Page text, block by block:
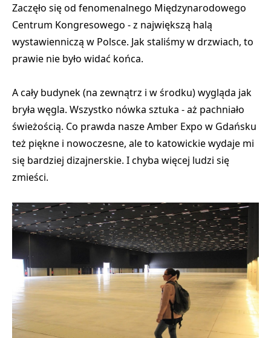
Zaczęło się od fenomenalnego Międzynarodowego
Centrum Kongresowego - z największą halą
wystawienniczą w Polsce. Jak staliśmy w drzwiach, to
prawie nie było widać końca.
A cały budynek (na zewnątrz i w środku) wygląda jak
bryła węgla. Wszystko nówka sztuka - aż pachniało
świeżością. Co prawda nasze Amber Expo w Gdańsku
też piękne i nowoczesne, ale to katowickie wydaje mi
się bardziej dizajnerskie. I chyba więcej ludzi się
zmieści.